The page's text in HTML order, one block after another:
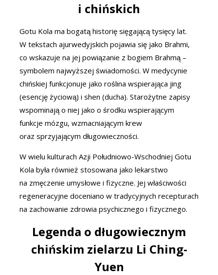
i chińskich
Gotu Kola ma bogatą historię sięgającą tysięcy lat.
W tekstach ajurwedyjskich pojawia się jako Brahmi,
co wskazuje na jej powiązanie z bogiem Brahmą –
symbolem najwyższej świadomości. W medycynie
chińskiej funkcjonuje jako roślina wspierająca jing
(esencję życiową) i shen (ducha). Starożytne zapisy
wspominają o niej jako o środku wspierającym
funkcje mózgu, wzmacniającym krew
oraz sprzyjającym długowieczności.
W wielu kulturach Azji Południowo-Wschodniej Gotu
Kola była również stosowana jako lekarstwo
na zmęczenie umysłowe i fizyczne. Jej właściwości
regeneracyjne doceniano w tradycyjnych recepturach
na zachowanie zdrowia psychicznego i fizycznego.
Legenda o długowiecznym
chińskim zielarzu Li Ching-
Yuen